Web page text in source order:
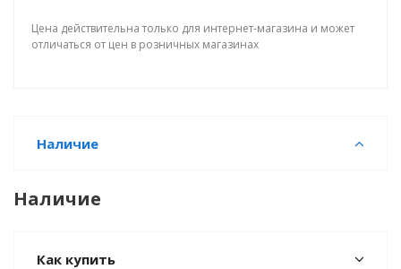
Цена действительна только для интернет-магазина и может
отличаться от цен в розничных магазинах
Наличие
Наличие
Как купить